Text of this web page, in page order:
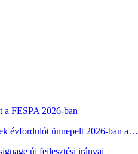
a FESPA 2026-ban
évfordulót ünnepelt 2026-ban a…
új fejlesztési irányai